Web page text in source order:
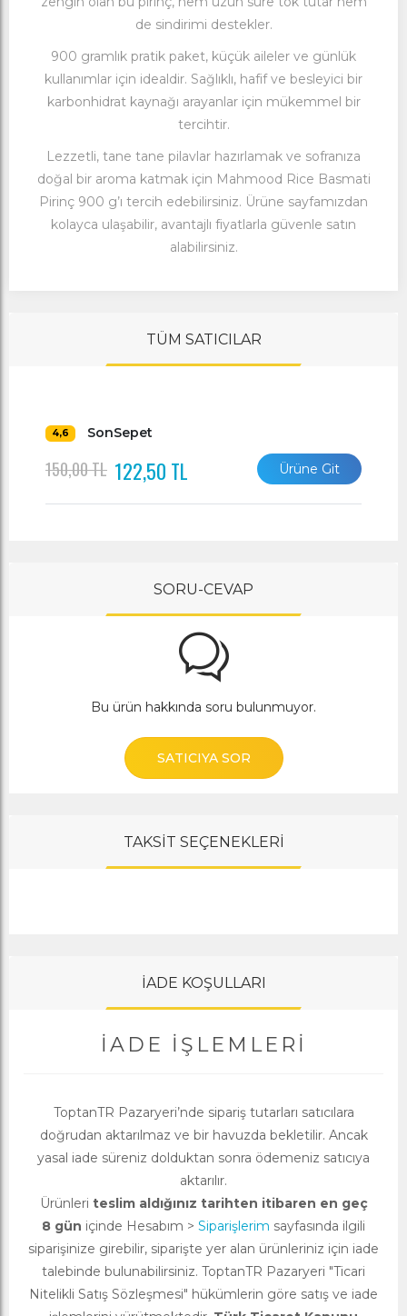
de sindirimi destekler.
900 gramlık pratik paket, küçük aileler ve günlük
kullanımlar için idealdir. Sağlıklı, hafif ve besleyici bir
karbonhidrat kaynağı arayanlar için mükemmel bir
tercihtir.
Lezzetli, tane tane pilavlar hazırlamak ve sofranıza
doğal bir aroma katmak için Mahmood Rice Basmati
Pirinç 900 g’ı tercih edebilirsiniz. Ürüne sayfamızdan
kolayca ulaşabilir, avantajlı fiyatlarla güvenle satın
alabilirsiniz.
TÜM SATICILAR
4,6 SonSepet
150,00 TL 122,50 TL Ürüne Git
SORU-CEVAP
Bu ürün hakkında soru bulunmuyor.
SATICIYA SOR
TAKSİT SEÇENEKLERİ
İADE KOŞULLARI
İADE İŞLEMLERI
ToptanTR Pazaryeri’nde sipariş tutarları satıcılara
doğrudan aktarılmaz ve bir havuzda bekletilir. Ancak
yasal iade süreniz dolduktan sonra ödemeniz satıcıya
aktarılır.
Ürünleri teslim aldığınız tarihten itibaren en geç
8 gün içinde Hesabım > Siparişlerim sayfasında ilgili
siparişinize girebilir, siparişte yer alan ürünleriniz için iade
talebinde bulunabilirsiniz. ToptanTR Pazaryeri "Ticari
Nitelikli Satış Sözleşmesi" hükümlerin göre satış ve iade